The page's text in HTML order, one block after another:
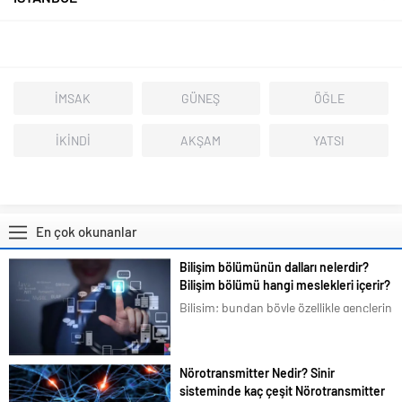
İMSAK GÜNEŞ ÖĞLE
İKİNDİ AKŞAM YATSI
En çok okunanlar
Bilişim bölümünün dalları nelerdir?
Bilişim bölümü hangi meslekleri içerir?
Bilişim; bundan böyle özellikle gençlerin
en basit bir şeyi bile akıllı telefonlarımız
üzerindeki uygulamalardan...
Nörotransmitter Nedir? Sinir
sisteminde kaç çeşit Nörotransmitter